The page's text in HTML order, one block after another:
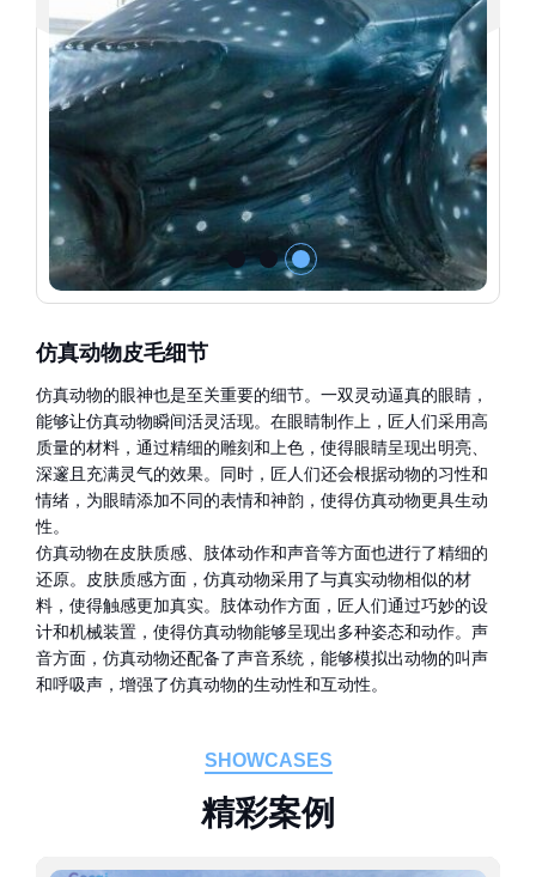
仿真动物皮毛细节
仿真动物的眼神也是至关重要的细节。一双灵动逼真的眼睛，
能够让仿真动物瞬间活灵活现。在眼睛制作上，匠人们采用高
质量的材料，通过精细的雕刻和上色，使得眼睛呈现出明亮、
深邃且充满灵气的效果。同时，匠人们还会根据动物的习性和
情绪，为眼睛添加不同的表情和神韵，使得仿真动物更具生动
性。
仿真动物在皮肤质感、肢体动作和声音等方面也进行了精细的
还原。皮肤质感方面，仿真动物采用了与真实动物相似的材
料，使得触感更加真实。肢体动作方面，匠人们通过巧妙的设
计和机械装置，使得仿真动物能够呈现出多种姿态和动作。声
音方面，仿真动物还配备了声音系统，能够模拟出动物的叫声
和呼吸声，增强了仿真动物的生动性和互动性。
SHOWCASES
精彩案例